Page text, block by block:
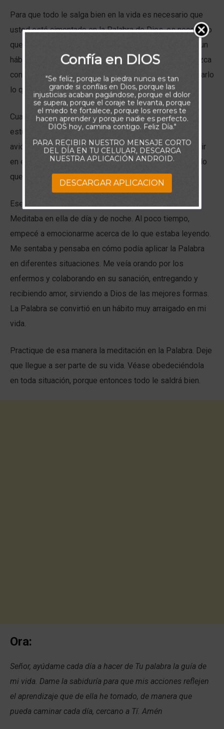
Para que todo le salga bien en la vida es necesario que
usted esté cimentado en la Palabra de Dios, es necesario
que piense y medite en ella hasta que se convierta en un
hábito, es necesario que le preste atención y la obedezca
con tal constancia que usted empieza a hacer sin pensarlo
lo que ella dice.
Cuando yo empecé a pilotar aviones, aprendí a hacerlo
estudiando una y otra vez el manual de cierto tipo de
avión. En mi mente visualizaba todo lo que podría ocurrir
en ese avión. Pensaba y meditaba constantemente en lo
que tenía que hacer, y así fue como aprendí a pilotar.
Ese mismo método apliqué con la Palabra de Dios.
Meditaba en ella de día y de noche. Al poco tiempo,
empecé a emocionarme acerca de lo que estaba leyendo.
Me sentaba y pensaba en cómo podía aplicar la Palabra
en diferentes situaciones. Me veía orando por los
enfermos y colaborando en su sanación, entregando y
recibiendo amor, sirviendo a Dios de las mejores formas.
La Palabra se convirtió en un hábito muy arraigado en mi
vida.
Practique de esa manera la meditación en la Palabra. Deje
que llegue a ser parte de su vida. Véase obedeciéndola
en toda situación, porque entonces todo le saldrá bien.
Ora:
Señor, ayúdame cada día a hacer de Tu palabra la guía de
mi vida. Dame la sabiduría para que mis acciones reflejen
el aprendizaje que de ella he tomado, de manera que
pueda caminar cada día, cercano a Tí. Amén
Confía en DIOS
"Se feliz, porque la piedra nunca es tan
grande si confías en Dios, porque las
injusticias acaban pagándose, porque el dolor
se supera, porque el coraje te levanta, porque
el miedo te fortalece, porque los errores te
hacen aprender y porque nadie es perfecto.
DIOS hoy, camina contigo. Feliz Día."
PARA RECIBIR NUESTRO MENSAJE CORTO
DEL DÍA EN TU CELULAR, DESCARGA
NUESTRA APLICACIÓN ANDROID.
DESCARGAR APLICACION